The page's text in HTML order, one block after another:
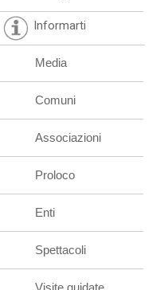
Informarti
Media
Comuni
Associazioni
Proloco
Enti
Spettacoli
Visite guidate